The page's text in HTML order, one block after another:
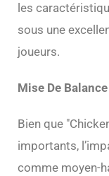
les
sous une
joueurs.
Mise De Balance
Bien que
importants,
comme moyen-